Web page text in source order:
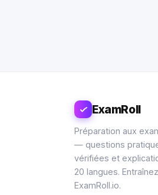
ExamRoll
Préparation aux
— questions
vérifiées et
20 langues.
ExamRoll.io.